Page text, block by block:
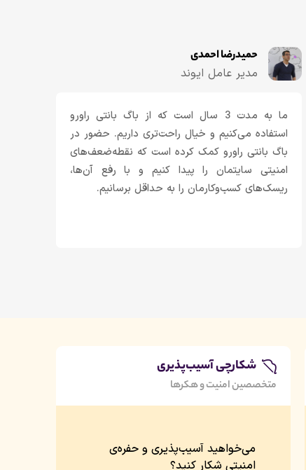
حمیدرضا احمدی
مدیر عامل ایوند
ما به مدت 3 سال است که از باگ بانتی راورو
استفاده می‌کنیم و خیال راحت‌تری داریم. حضور در
باگ بانتی راورو کمک کرده است که نقطه‌‌ضعف‌های
امنیتی سایتمان را پیدا کنیم و با رفع آن‌ها،
ریسک‌های کسب‌وکارمان را به حداقل برسانیم.
شکارچی آسیب‌پذیری
متخصصین امنیت و هکرها
می‌خواهید آسیب‌پذیری و حفره‌‌ی
امنیتی شکار کنید؟